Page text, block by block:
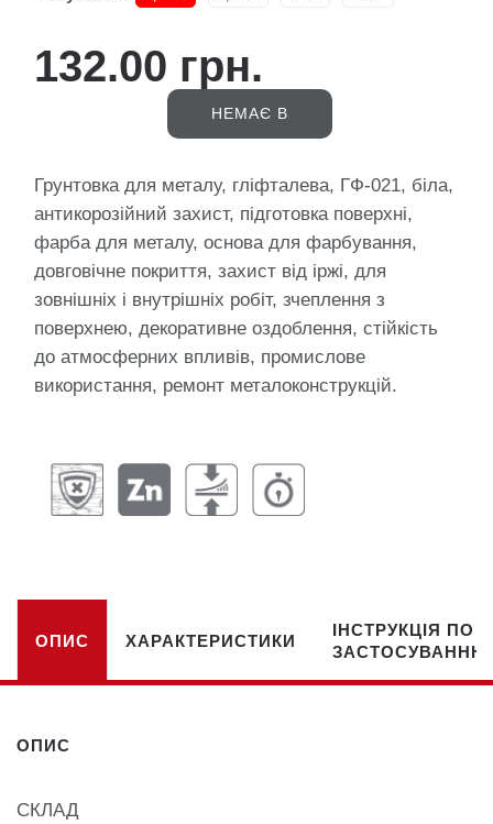
132.00 грн.
НЕМАЄ В
Грунтовка для металу, гліфталева, ГФ-021, біла,
антикорозійний захист, підготовка поверхні,
фарба для металу, основа для фарбування,
довговічне покриття, захист від іржі, для
зовнішніх і внутрішніх робіт, зчеплення з
поверхнею, декоративне оздоблення, стійкість
до атмосферних впливів, промислове
використання, ремонт металоконструкцій.
ОПИС ХАРАКТЕРИСТИКИ
ІНСТРУКЦІЯ ПО
ЗАСТОСУВАННЮ
ОПИС
СКЛАД